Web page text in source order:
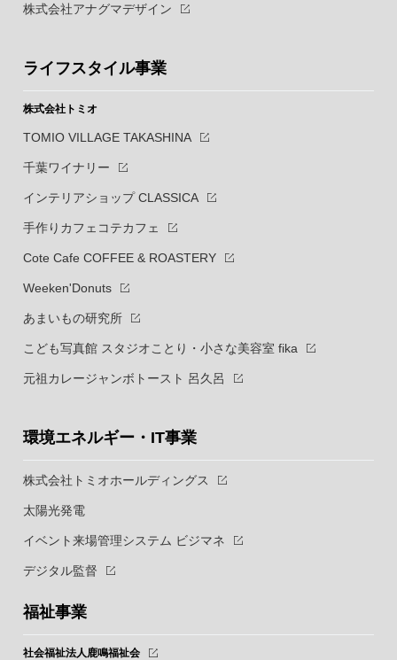
株式会社アナグマデザイン
ライフスタイル事業
株式会社トミオ
TOMIO VILLAGE TAKASHINA
千葉ワイナリー
インテリアショップ CLASSICA
手作りカフェコテカフェ
Cote Cafe COFFEE & ROASTERY
Weeken'Donuts
あまいもの研究所
こども写真館 スタジオことり・小さな美容室 fika
元祖カレージャンボトースト 呂久呂
環境エネルギー・IT事業
株式会社トミオホールディングス
太陽光発電
イベント来場管理システム ビジマネ
デジタル監督
福祉事業
社会福祉法人鹿鳴福祉会